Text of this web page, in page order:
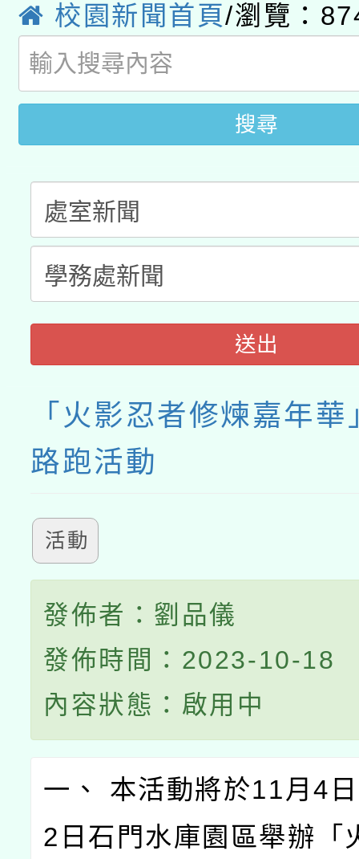
方素養工作坊新北場」
「族語學習班」招生簡
文教學共融平台-教案
件」活動簡章
教育部國民及學前教育
年度COVID-19疫苗接
接種對象擴大為「滿6
接種之民眾」措施，延
月28日止
校園新聞首頁/瀏覽：
搜尋
送出
「火影忍者修煉嘉年
路跑活動
活動
發佈者：劉品儀
發佈時間：2023-10-18
內容狀態：啟用中
一、 本活動將於11月4
2日石門水庫園區舉辦「